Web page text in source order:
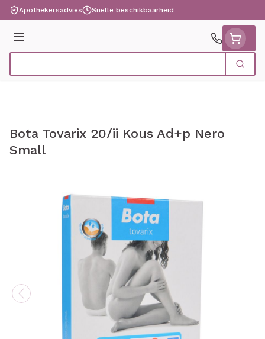
Ga naar de inhoud
Apothekersadvies Snelle beschikbaarheid
Menu
Product, merk, categorie... Zoek
Bota Tovarix 20/ii Kous Ad+p Nero
Small